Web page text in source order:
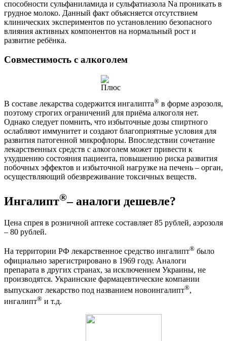
способности сульфаниламида и сульфатиазола Na проникать в
грудное молоко. Данный факт объясняется отсутствием
клинических экспериментов по установлению безопасного
влияния активных компонентов на нормальный рост и
развитие ребёнка.
Совместимость с алкоголем
В составе лекарства содержится ингалипта® в форме аэрозоля,
поэтому строгих ограничений для приёма алкоголя нет.
Однако следует помнить, что избыточные дозы спиртного
ослабляют иммунитет и создают благоприятные условия для
развития патогенной микрофлоры. Впоследствии сочетание
лекарственных средств с алкоголем может привести к
ухудшению состояния пациента, повышению риска развития
побочных эффектов и избыточной нагрузке на печень – орган,
осуществляющий обезвреживание токсичных веществ.
Ингалипт®– аналоги дешевле?
Цена спрея в розничной аптеке составляет 85 рублей, аэрозоля
– 80 рублей.
На территории РФ лекарственное средство ингалипт® было
официально зарегистрировано в 1969 году. Аналоги
препарата в других странах, за исключением Украины, не
производятся. Украинские фармацевтические компании
выпускают лекарство под названием новоингалипт®,
ингалипт® и т.д.